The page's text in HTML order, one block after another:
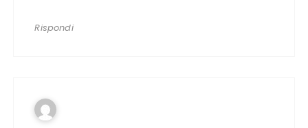
Rispondi